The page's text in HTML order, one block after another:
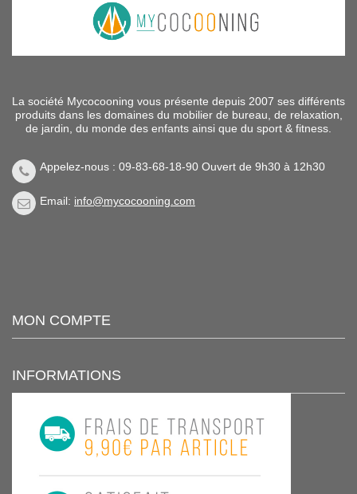
La société Mycocooning vous présente depuis 2007 ses différents
produits dans les domaines du mobilier de bureau, de relaxation,
de jardin, du monde des enfants ainsi que du sport & fitness.
Appelez-nous : 09-83-68-18-90 Ouvert de 9h30 à 12h30
Email: info@mycocooning.com
MON COMPTE
INFORMATIONS